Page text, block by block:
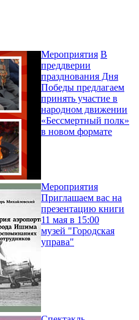
Мероприятия В
преддверии
празднования Дня
Победы предлагаем
принять участие в
народном движении
«Бессмертный полк»
в новом формате
Мероприятия
Приглашаем вас на
презентацию книги
11 мая в 15:00
музей "Городская
управа"